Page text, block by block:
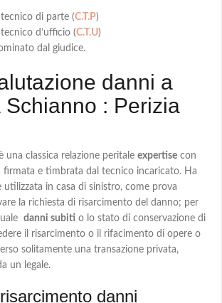
di parte (C.T.P)
d’ufficio (C.T.U)
dal giudice.
danni a
Schianno : Perizia
una classica relazione peritale expertise con
firmata e timbrata dal tecnico incaricato. Ha
utilizzata in casa di sinistro, come prova
la richiesta di risarcimento del danno; per
danni subiti o lo stato di conservazione di
il risarcimento o il rifacimento di opere o
solitamente una transazione privata,
un legale.
danni